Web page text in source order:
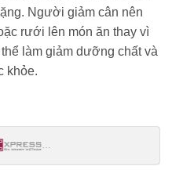
Người giảm cân nên
rưới lên món ăn thay vì
làm giảm dưỡng chất và
khỏe.